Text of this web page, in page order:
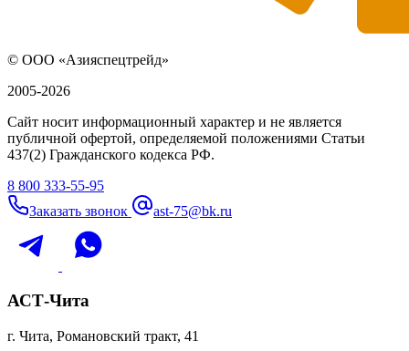
© ООО «Азияспецтрейд»
2005-2026
Сайт носит информационный характер и не является
публичной офертой, определяемой положениями Статьи
437(2) Гражданского кодекса РФ.
8 800 333-55-95
Заказать звонок
ast-75@bk.ru
АСТ-Чита
г. Чита, Романовский тракт, 41